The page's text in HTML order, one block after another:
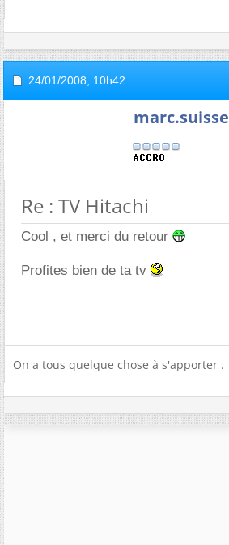
24/01/2008, 10h42
marc.suisse
Re : TV Hitachi
Cool , et merci du retour
Profites bien de ta tv
On a tous quelque chose à s'apporter .